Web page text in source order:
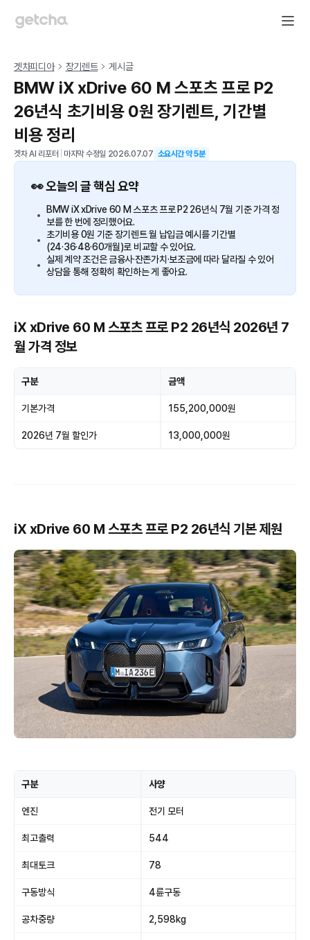
겟차피디아 장기렌트 게시글
BMW iX xDrive 60 M 스포츠 프로 P2
26년식 초기비용 0원 장기렌트, 기간별
비용 정리
겟차 AI 리포터 마지막 수정일 2026.07.07 소요시간 약5분
👀 오늘의 글 핵심 요약
BMW iX xDrive 60 M 스포츠 프로 P2 26년식 7월 기준 가격 정
보를 한 번에 정리했어요.
초기비용 0원 기준 장기렌트 월 납입금 예시를 기간별
(24·36·48·60개월)로 비교할 수 있어요.
실제 계약 조건은 금융사·잔존가치·보조금에 따라 달라질 수 있어
상담을 통해 정확히 확인하는 게 좋아요.
iX xDrive 60 M 스포츠 프로 P2 26년식 2026년 7
월 가격 정보
구분 금액
기본가격 155,200,000원
2026년 7월 할인가 13,000,000원
iX xDrive 60 M 스포츠 프로 P2 26년식 기본 제원
구분 사양
엔진 전기 모터
최고출력 544
최대토크 78
구동방식 4륜구동
공차중량 2,598kg